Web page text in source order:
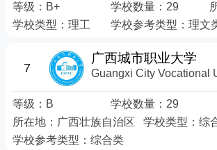
等级： B+ 学校数量：29
学校类型： 理工 学校参考类型：理文
7
广西城市职业大学
Guangxi City Vocational
等级： B 学校数量： 29
所在地： 广西壮族自治区 学校类型： 综
学校参考类型： 综合类